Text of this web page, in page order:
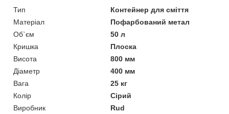
Тип
Контейнер для сміття
Матеріал
Пофарбований метал
Об`єм
50 л
Кришка
Плоска
Висота
800 мм
Діаметр
400 мм
Вага
25 кг
Колір
Сірий
Виробник
Rud